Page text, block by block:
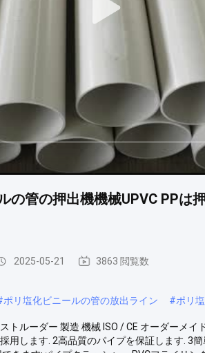
の管の押出機機械UPVC PPは
2025-05-21 3863 閲覧数
ポリ塩化ビニールの管の放出ライン #ポリ
トルーダー 製造 機械 ISO / CE オーダーメ
用します. 2高品質のパイプを保証します. 3